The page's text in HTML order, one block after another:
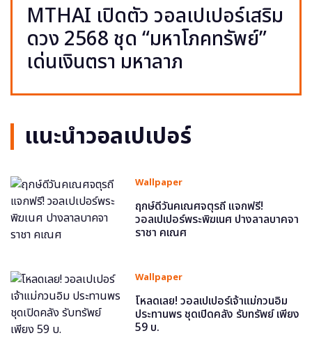
MTHAI เปิดตัว วอลเปเปอร์เสริม
ดวง 2568 ชุด “มหาโภคทรัพย์”
เด่นเงินตรา มหาลาภ
แนะนำวอลเปเปอร์
Wallpaper
ฤกษ์ดีวันคเณศจตุรถี แจกฟรี!
วอลเปเปอร์พระพิฆเนศ ปางลาลบาคจา
ราชา คเณศ
Wallpaper
โหลดเลย! วอลเปเปอร์เจ้าแม่กวนอิม
ประทานพร ชุดเปิดคลัง รับทรัพย์ เพียง
59 บ.